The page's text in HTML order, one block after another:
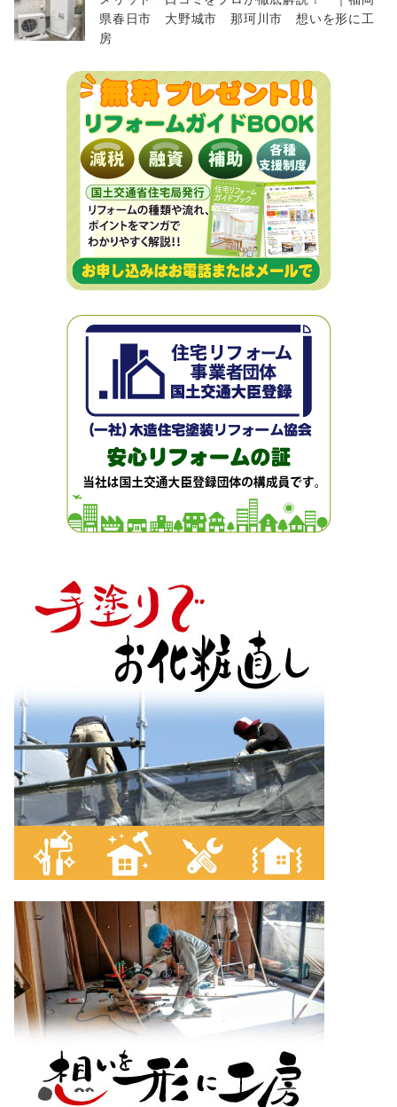
県春日市 大野城市 那珂川市 想いを形に工
房